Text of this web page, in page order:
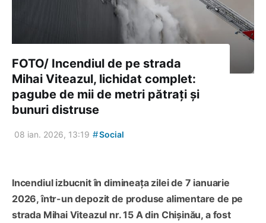
FOTO/ Incendiul de pe strada
Mihai Viteazul, lichidat complet:
pagube de mii de metri pătrați și
bunuri distruse
08 ian. 2026, 13:19 #Social
Incendiul izbucnit în dimineața zilei de 7 ianuarie
2026, într-un depozit de produse alimentare de pe
strada Mihai Viteazul nr. 15 A din Chișinău, a fost